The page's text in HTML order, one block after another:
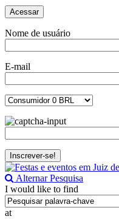
Nome de usuário
E-mail
Alternar Pesquisa
I would like to find
at